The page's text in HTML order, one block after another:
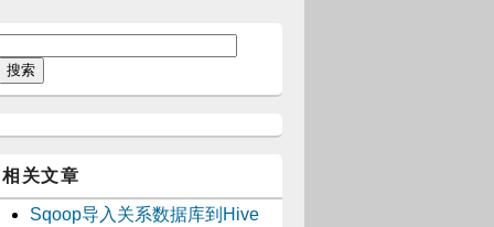
相关文章
Sqoop导入关系数据库到Hive